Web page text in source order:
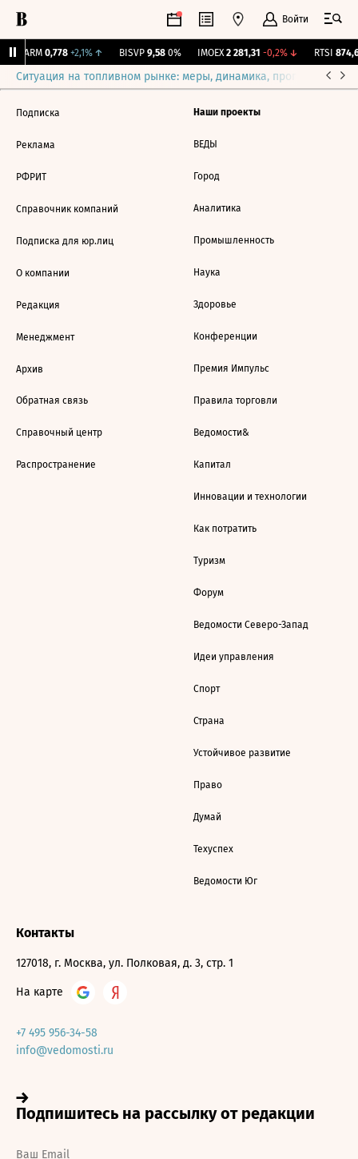
Войти
CARM 0,778 +2,1%↑ BISVP 9,58 0% IMOEX 2 281,31 -0,2%↓ RTSI
Ситуация на топливном рынке: меры, динамика, прогнозы
Подписка
Реклама
РФРИТ
Справочник компаний
Подписка для юр.лиц
О компании
Редакция
Менеджмент
Архив
Обратная связь
Справочный центр
Распространение
Наши проекты
ВЕДЫ
Город
Аналитика
Промышленность
Наука
Здоровье
Конференции
Премия Импульс
Правила торговли
Ведомости&
Капитал
Инновации и технологии
Как потратить
Туризм
Форум
Ведомости Северо-Запад
Идеи управления
Спорт
Страна
Устойчивое развитие
Право
Думай
Техуспех
Ведомости Юг
Контакты
127018, г. Москва, ул. Полковая, д. 3, стр. 1
На карте
+7 495 956-34-58
info@vedomosti.ru